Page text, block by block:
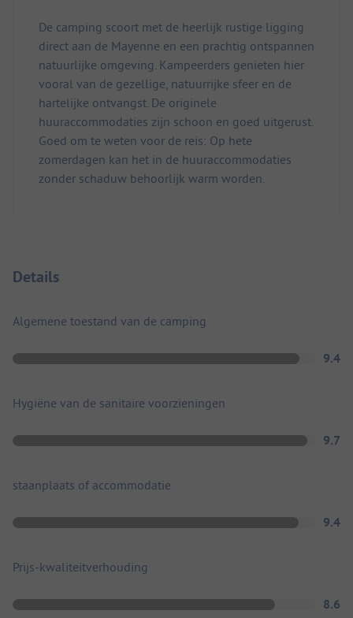
De camping scoort met de heerlijk rustige ligging
direct aan de Mayenne en een prachtig ontspannen
natuurlijke omgeving. Kampeerders genieten hier
vooral van de gezellige, natuurrijke sfeer en de
hartelijke ontvangst. De originele
huuraccommodaties zijn schoon en goed uitgerust.
Goed om te weten voor de reis: Op hete
zomerdagen kan het in de huuraccommodaties
zonder schaduw behoorlijk warm worden.
Details
Algemene toestand van de camping
9.4
Hygiëne van de sanitaire voorzieningen
9.7
staanplaats of accommodatie
9.4
Prijs-kwaliteitverhouding
8.6